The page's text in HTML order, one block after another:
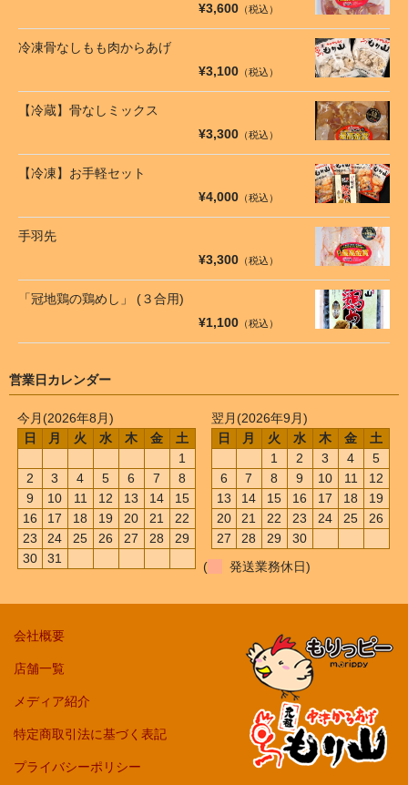
¥3,600（税込）
冷凍骨なしもも肉からあげ
¥3,100（税込）
【冷蔵】骨なしミックス
¥3,300（税込）
【冷凍】お手軽セット
¥4,000（税込）
手羽先
¥3,300（税込）
「冠地鶏の鶏めし」 (３合用)
¥1,100（税込）
営業日カレンダー
今月(2026年8月)
日
月 火 水 木 金
土
1
2
3 4 5 6 7
8
9
10 11 12 13 14
15
16
17 18 19 20 21
22
23
24 25 26 27 28
29
30
31
翌月(2026年9月)
日
月 火 水 木 金
土
1
2 3 4
5
6
7 8 9 10 11
12
13
14 15 16 17 18
19
20
21 22 23 24 25
26
27
28 29
30
(
発送業務休日)
会社概要
店舗一覧
メディア紹介
特定商取引法に基づく表記
プライバシーポリシー